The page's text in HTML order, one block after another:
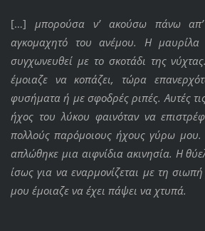
[…] μπορούσα ν’ ακούσω πάνω
αγκομαχητό του ανέμου. Η μαυρίλα
συγχωνευθεί με το σκοτάδι της
έμοιαζε να κοπάζει, τώρα
φυσήματα ή με σφοδρές ριπές. Αυτές
ήχος του λύκου φαινόταν να
πολλούς παρόμοιους ήχους γύρω μου.
απλώθηκε μια αιφνίδια ακινησία. Η
ίσως για να εναρμονίζεται με τη
μου έμοιαζε να έχει πάψει να χτυπά.